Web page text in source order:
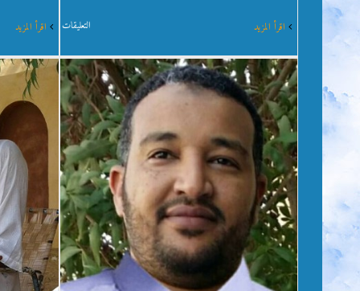
التعليقاتعلى
الأديان
في
رواية
الملك)
للدكتور
عمر
فضل
الله!
بقلم
محمد
العكام
مغلقة